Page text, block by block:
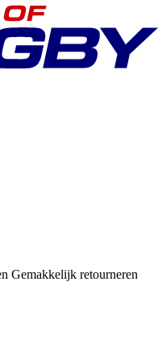
Gemakkelijk retourneren